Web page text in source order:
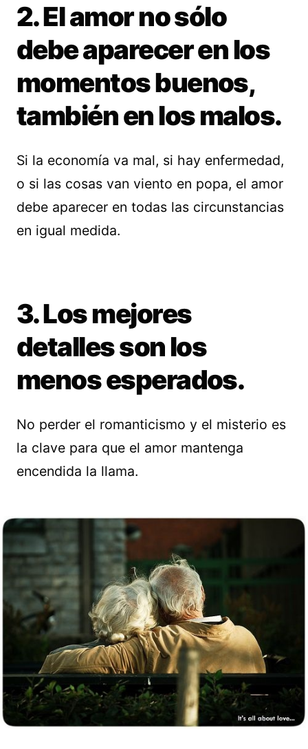
2. El amor no sólo
debe aparecer en los
momentos buenos,
también en los malos.
Si la economía va mal, si hay enfermedad,
o si las cosas van viento en popa, el amor
debe aparecer en todas las circunstancias
en igual medida.
3. Los mejores
detalles son los
menos esperados.
No perder el romanticismo y el misterio es
la clave para que el amor mantenga
encendida la llama.